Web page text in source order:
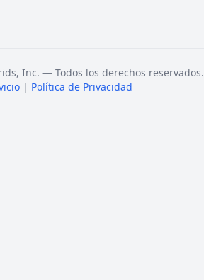
Inc. — Todos los derechos reservados.
| Política de Privacidad